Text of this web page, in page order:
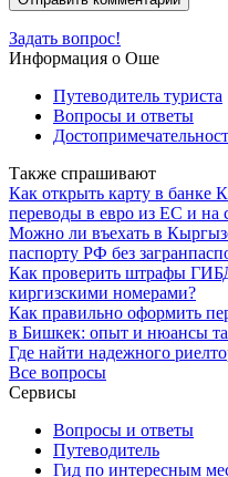
Задать вопрос!
Информация о Оше
Путеводитель туриста
Вопросы и ответы
Также спрашивают
Как открыть карту в банке
переводы в евро из ЕС и на
Можно ли въехать в
паспорту РФ без
Как проверить штрафы
киргизскими номерами?
Как правильно оформить
в Бишкек: опыт и нюансы
Где найти надежного
Все вопросы
Сервисы
Вопросы и ответы
Путеводитель
Гид по интересным